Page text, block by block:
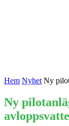
Hem Nyhet Ny
Ny